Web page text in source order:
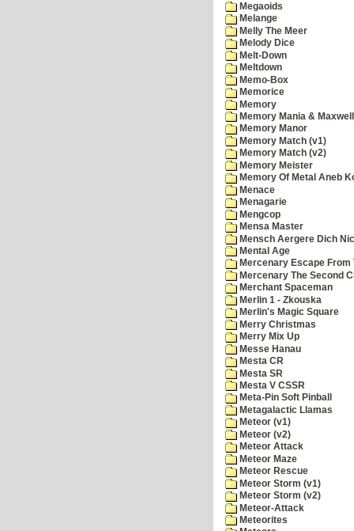
Megaoids
Melange
Melly The Meer
Melody Dice
Melt-Down
Meltdown
Memo-Box
Memorice
Memory
Memory Mania &
Memory Manor
Memory Match (v1)
Memory Match (v2)
Memory Meister
Memory Of Metal Aneb
Menace
Menagarie
Mengcop
Mensa Master
Mensch Aergere Dich
Mental Age
Mercenary Escape From
Mercenary The Second
Merchant Spaceman
Merlin 1 - Zkouska
Merlin's Magic Square
Merry Christmas
Merry Mix Up
Messe Hanau
Mesta CR
Mesta SR
Mesta V CSSR
Meta-Pin Soft Pinball
Metagalactic Llamas
Meteor (v1)
Meteor (v2)
Meteor Attack
Meteor Maze
Meteor Rescue
Meteor Storm (v1)
Meteor Storm (v2)
Meteor-Attack
Meteorites